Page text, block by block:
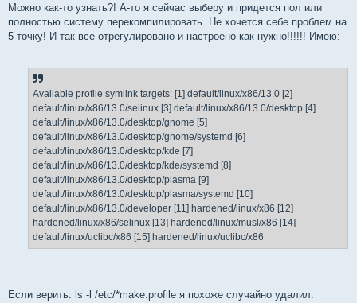
Можно как-то узнать?! А-то я сейчас выберу и придется пол или
полностью систему перекомпилировать. Не хочется себе проблем на
5 точку! И так все отрегулировано и настроено как нужно!!!!!! Имею:
Available profile symlink targets: [1] default/linux/x86/13.0 [2]
default/linux/x86/13.0/selinux [3] default/linux/x86/13.0/desktop [4]
default/linux/x86/13.0/desktop/gnome [5]
default/linux/x86/13.0/desktop/gnome/systemd [6]
default/linux/x86/13.0/desktop/kde [7]
default/linux/x86/13.0/desktop/kde/systemd [8]
default/linux/x86/13.0/desktop/plasma [9]
default/linux/x86/13.0/desktop/plasma/systemd [10]
default/linux/x86/13.0/developer [11] hardened/linux/x86 [12]
hardened/linux/x86/selinux [13] hardened/linux/musl/x86 [14]
default/linux/uclibc/x86 [15] hardened/linux/uclibc/x86
Если верить: ls -l /etc/*make.profile я похоже случайно удалил: